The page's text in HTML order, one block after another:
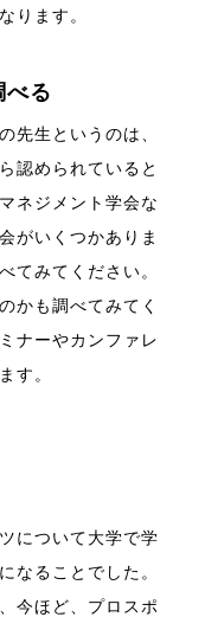
ります。
べる
先生というのは、
認められていると
ネジメント学会な
がいくつかありま
てみてください。
かも調べてみてく
ナーやカンファレ
す。
について大学で学
なることでした。
今ほど、プロスポ